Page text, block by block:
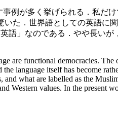
が多く挙げられる．私だ
た．世界語としての英語
語」なのである．やや長いが
are functional democracies.
language itself has become
what are labelled as the
Western values. In the